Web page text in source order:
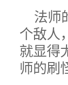
法师
个敌人
就显得
师的刷